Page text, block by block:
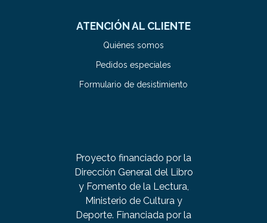
ATENCIÓN AL CLIENTE
Quiénes somos
Pedidos especiales
Formulario de desistimiento
Proyecto financiado por la
Dirección General del Libro
y Fomento de la Lectura,
Ministerio de Cultura y
Deporte. Financiada por la